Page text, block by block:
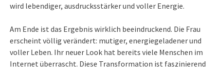
wird lebendiger, ausdrucksstärker und voller Energie.
Am Ende ist das Ergebnis wirklich beeindruckend. Die Frau
erscheint völlig verändert: mutiger, energiegeladener und
voller Leben. Ihr neuer Look hat bereits viele Menschen im
Internet überrascht. Diese Transformation ist faszinierend